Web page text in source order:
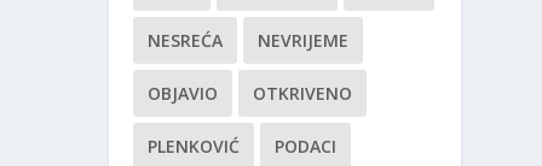
NESREĆA NEVRIJEME
OBJAVIO OTKRIVENO
PLENKOVIĆ PODACI